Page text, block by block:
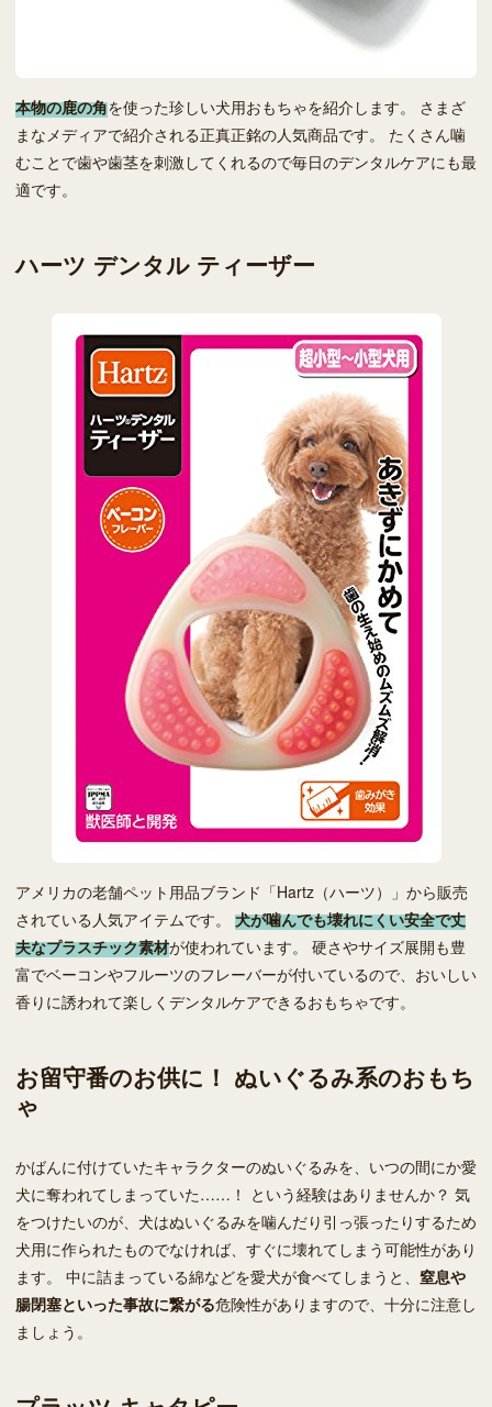
本物の鹿の角を使った珍しい犬用おもちゃを紹介します。 さまざ
まなメディアで紹介される正真正銘の人気商品です。 たくさん噛
むことで歯や歯茎を刺激してくれるので毎日のデンタルケアにも最
適です。
ハーツ デンタル ティーザー
アメリカの老舗ペット用品ブランド「Hartz（ハーツ）」から販売
されている人気アイテムです。 犬が噛んでも壊れにくい安全で丈
夫なプラスチック素材が使われています。 硬さやサイズ展開も豊
富でベーコンやフルーツのフレーバーが付いているので、おいしい
香りに誘われて楽しくデンタルケアできるおもちゃです。
お留守番のお供に！ ぬいぐるみ系のおもち
ゃ
かばんに付けていたキャラクターのぬいぐるみを、いつの間にか愛
犬に奪われてしまっていた……！ という経験はありませんか？ 気
をつけたいのが、犬はぬいぐるみを噛んだり引っ張ったりするため
犬用に作られたものでなければ、すぐに壊れてしまう可能性があり
ます。 中に詰まっている綿などを愛犬が食べてしまうと、 窒息や
腸閉塞といった事故に繋がる危険性がありますので、十分に注意し
ましょう。